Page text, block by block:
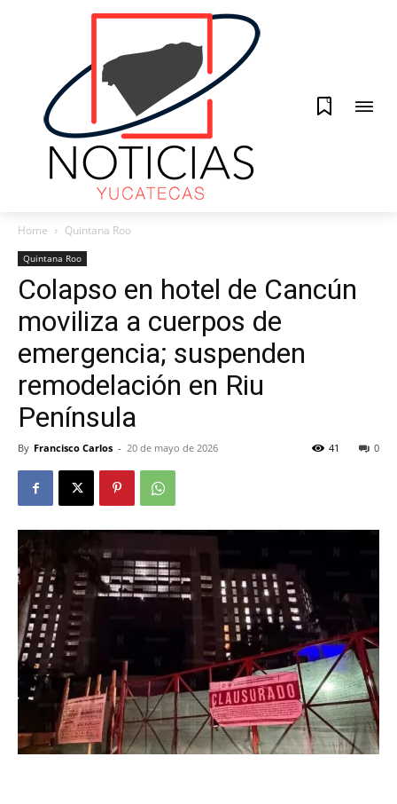
0
Home Quintana Roo
Quintana Roo
Colapso en hotel de Cancún
moviliza a cuerpos de
emergencia; suspenden
remodelación en Riu
Península
By Francisco Carlos - 20 de mayo de 2026 0
41